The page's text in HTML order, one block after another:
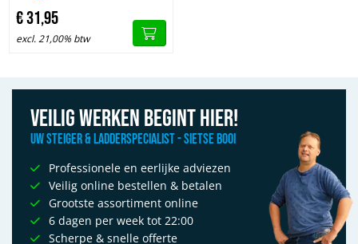
€31,95
excl. 21,00% btw
Veilig werken begint hier!
Uw Steiger & Ladderspecialist - Sietse Booi
Professionele en eerlijke adviezen
Veilig online bestellen & betalen
Grootste assortiment online
6 dagen per week tot 22:00
Scherpe & snelle offerte